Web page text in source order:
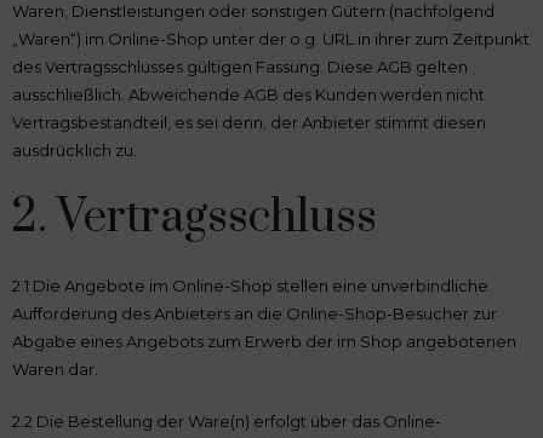
Waren, Dienstleistungen oder sonstigen Gütern (nachfolgend
„Waren“) im Online-Shop unter der o.g. URL in ihrer zum Zeitpunkt
des Vertragsschlusses gültigen Fassung. Diese AGB gelten
ausschließlich. Abweichende AGB des Kunden werden nicht
Vertragsbestandteil, es sei denn, der Anbieter stimmt diesen
ausdrücklich zu.
2. Vertragsschluss
2.1 Die Angebote im Online-Shop stellen eine unverbindliche
Aufforderung des Anbieters an die Online-Shop-Besucher zur
Abgabe eines Angebots zum Erwerb der im Shop angebotenen
Waren dar.
2.2 Die Bestellung der Ware(n) erfolgt über das Online-